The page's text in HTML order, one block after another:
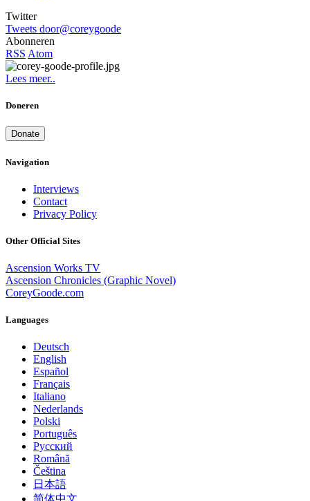
Twitter
Tweets door@coreygoode
Abonneren
RSS Atom
Lees meer..
Doneren
Donate
Navigation
Interviews
Contact
Privacy Policy
Other Official Sites
Ascension Works TV
Ascension Chronicles (Graphic Novel)
CoreyGoode.com
Languages
Deutsch
English
Español
Français
Italiano
Nederlands
Polski
Português
Pусский
Română
Čeština
日本語